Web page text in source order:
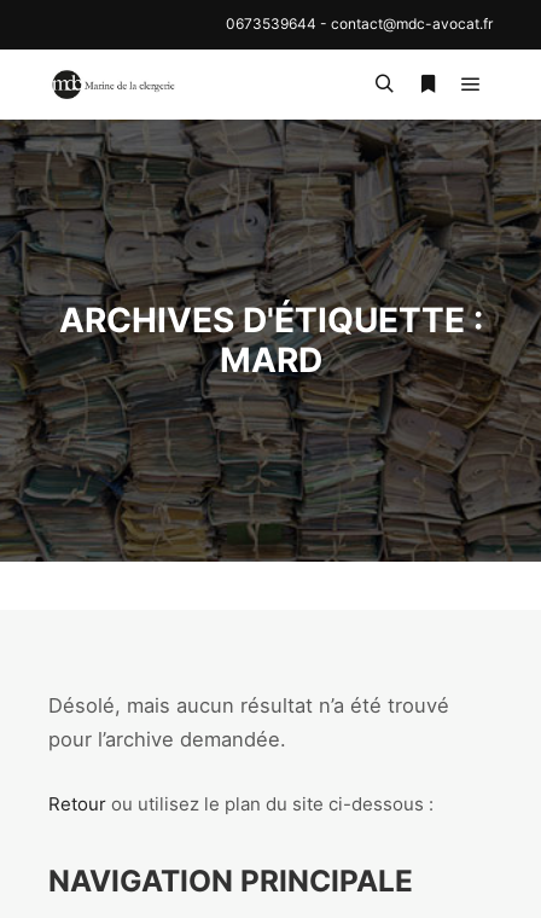
0673539644 - contact@mdc-avocat.fr
Menu
ARCHIVES D'ÉTIQUETTE :
MARD
Désolé, mais aucun résultat n’a été trouvé
pour l’archive demandée.
Retour ou utilisez le plan du site ci-dessous :
NAVIGATION PRINCIPALE